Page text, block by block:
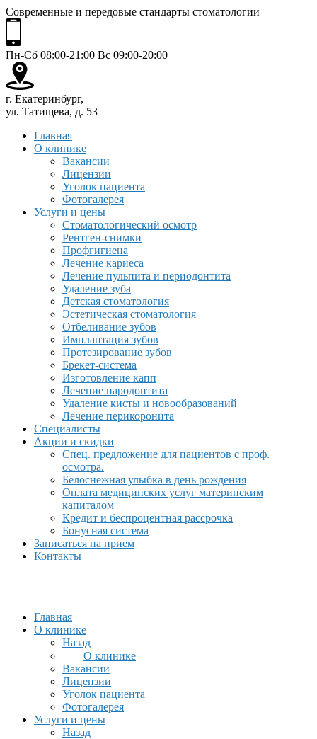
Современные и передовые стандарты стоматологии
Пн-Сб 08:00-21:00 Вс 09:00-20:00
г. Екатеринбург,
ул. Татищева, д. 53
Главная
О клинике
Вакансии
Лицензии
Уголок пациента
Фотогалерея
Услуги и цены
Стоматологический осмотр
Рентген-снимки
Профгигиена
Лечение кариеса
Лечение пульпита и периодонтита
Удаление зуба
Детская стоматология
Эстетическая стоматология
Отбеливание зубов
Имплантация зубов
Протезирование зубов
Брекет-система
Изготовление капп
Лечение пародонтита
Удаление кисты и новообразований
Лечение перикоронита
Специалисты
Акции и скидки
Спец. предложение для пациентов с проф.
осмотра.
Белоснежная улыбка в день рождения
Оплата медицинских услуг материнским
капиталом
Кредит и беспроцентная рассрочка
Бонусная система
Записаться на прием
Контакты
Главная
О клинике
Назад
О клинике
Вакансии
Лицензии
Уголок пациента
Фотогалерея
Услуги и цены
Назад